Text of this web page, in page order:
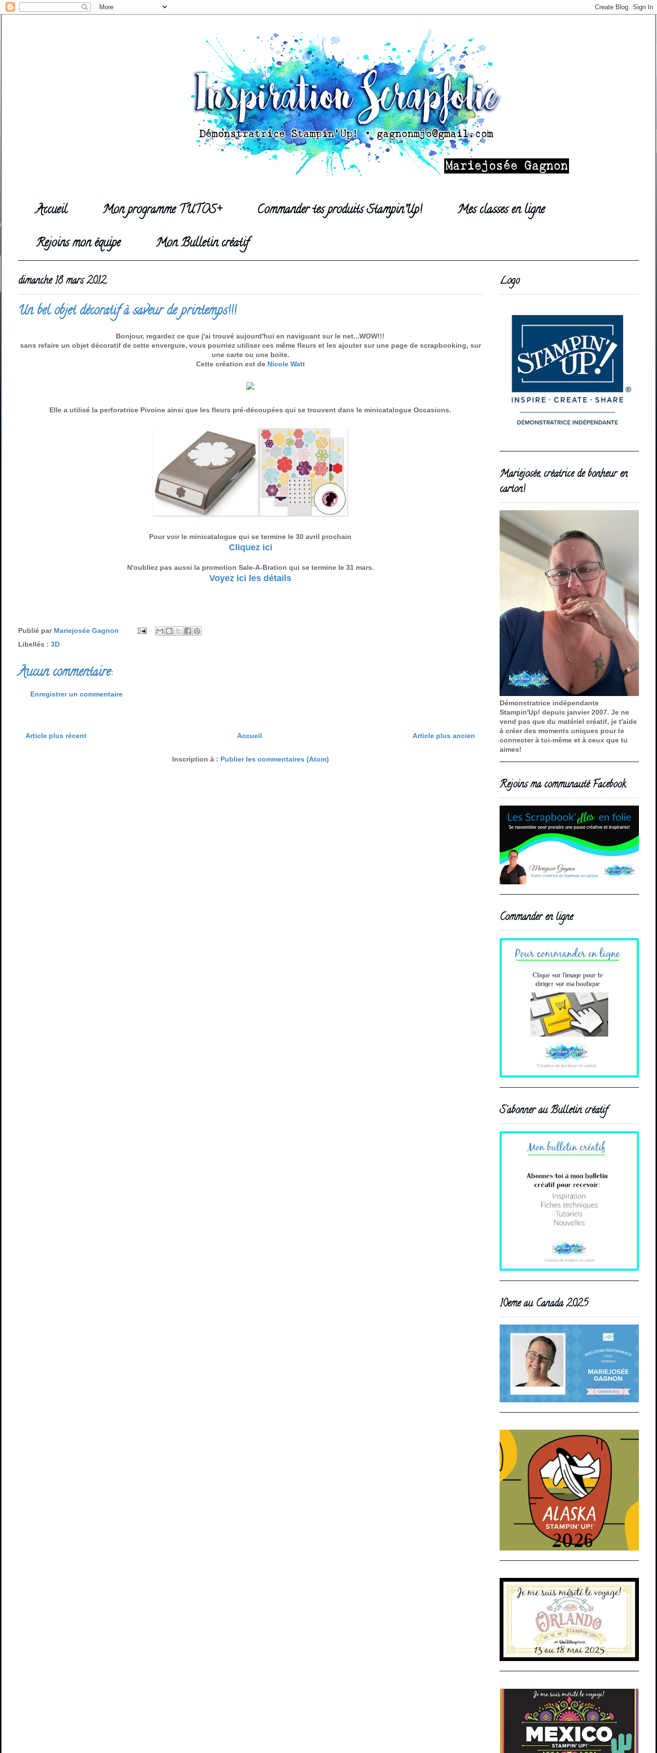
Accueil Mon programme TUTOS+ Commander tes produits Stampin'Up!
Mes classes en ligne
Rejoins mon équipe
Mon Bulletin créatif
dimanche 18 mars 2012
Un bel objet décoratif à saveur de printemps!!!
Bonjour, regardez ce que j'ai trouvé aujourd'hui en naviguant sur le net...WOW!!!
sans refaire un objet décoratif de cette envergure, vous pourriez utiliser ces même fleurs et les ajouter sur une page de scrapbooking, sur
une carte ou une boite.
Cette création est de Nicole Watt
Elle a utilisé la perforatrice Pivoine ainsi que les fleurs pré-découpées qui se trouvent dans le minicatalogue Occasions.
Pour voir le minicatalogue qui se termine le 30 avril prochain
Cliquez ici
N'oubliez pas aussi la promotion Sale-A-Bration qui se termine le 31 mars.
Voyez ici les détails
Publié par Mariejosée Gagnon
Libellés : 3D
Aucun commentaire:
Enregistrer un commentaire
Article plus récent Article plus ancien
Accueil
Inscription à : Publier les commentaires (Atom)
Logo
Mariejosée, créatrice de bonheur en
carton!
Démonstratrice indépendante
Stampin'Up! depuis janvier 2007. Je ne
vend pas que du matériel créatif, je t'aide
à créer des moments uniques pour te
connecter à toi-même et à ceux que tu
aimes!
Rejoins ma communauté Facebook
Commander en ligne
S'abonner au Bulletin créatif
10eme au Canada 2025